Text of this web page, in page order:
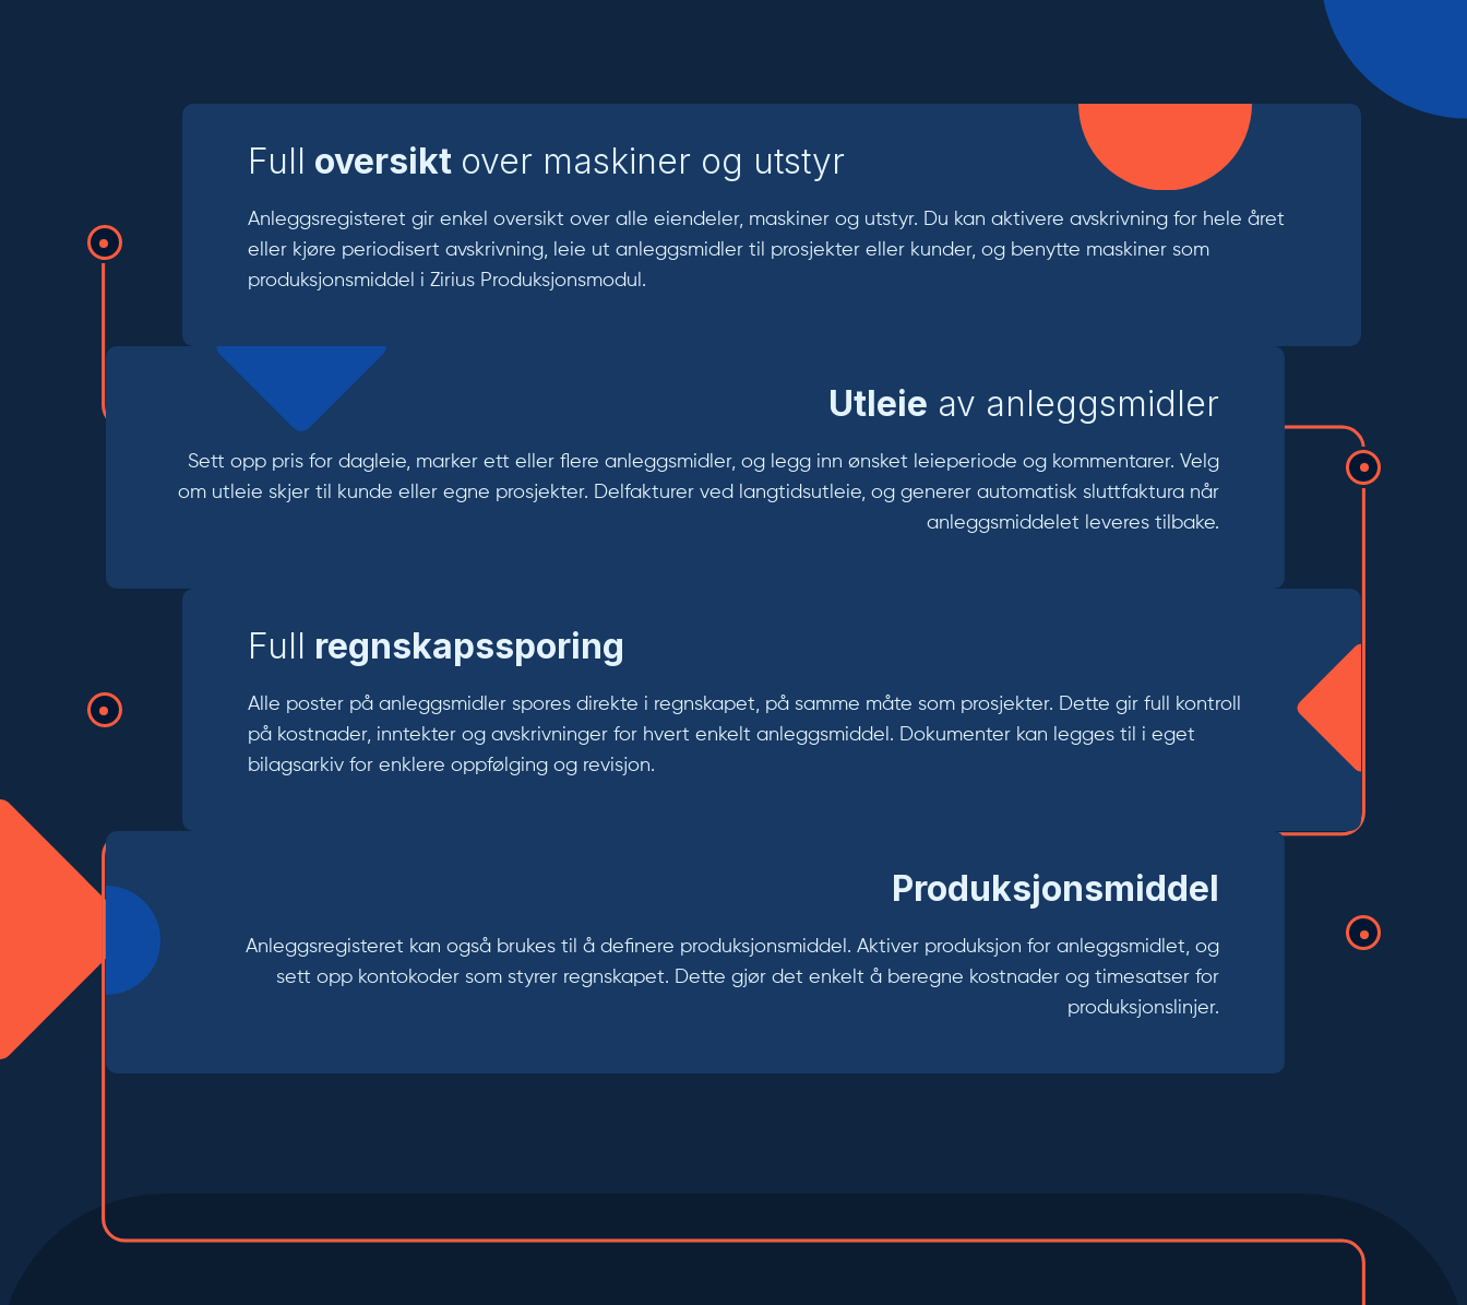
Full oversikt over maskiner og utstyr
Anleggsregisteret gir enkel oversikt over alle eiendeler, maskiner og utstyr. Du kan aktivere avskrivning for hele året
eller kjøre periodisert avskrivning, leie ut anleggsmidler til prosjekter eller kunder, og benytte maskiner som
produksjonsmiddel i Zirius Produksjonsmodul.
Utleie av anleggsmidler
Sett opp pris for dagleie, marker ett eller flere anleggsmidler, og legg inn ønsket leieperiode og kommentarer. Velg
om utleie skjer til kunde eller egne prosjekter. Delfakturer ved langtidsutleie, og generer automatisk sluttfaktura når
anleggsmiddelet leveres tilbake.
Full regnskapssporing
Alle poster på anleggsmidler spores direkte i regnskapet, på samme måte som prosjekter. Dette gir full kontroll
på kostnader, inntekter og avskrivninger for hvert enkelt anleggsmiddel. Dokumenter kan legges til i eget
bilagsarkiv for enklere oppfølging og revisjon.
Produksjonsmiddel
Anleggsregisteret kan også brukes til å definere produksjonsmiddel. Aktiver produksjon for anleggsmidlet, og
sett opp kontokoder som styrer regnskapet. Dette gjør det enkelt å beregne kostnader og timesatser for
produksjonslinjer.